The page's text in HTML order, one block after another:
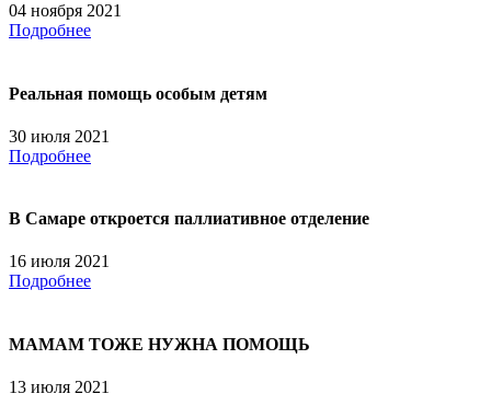
04 ноября 2021
Подробнее
Реальная помощь особым детям
30 июля 2021
Подробнее
В Самаре откроется паллиативное отделение
16 июля 2021
Подробнее
МАМАМ ТОЖЕ НУЖНА ПОМОЩЬ
13 июля 2021